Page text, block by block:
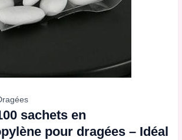
sachets en
pour dragées – Idéal